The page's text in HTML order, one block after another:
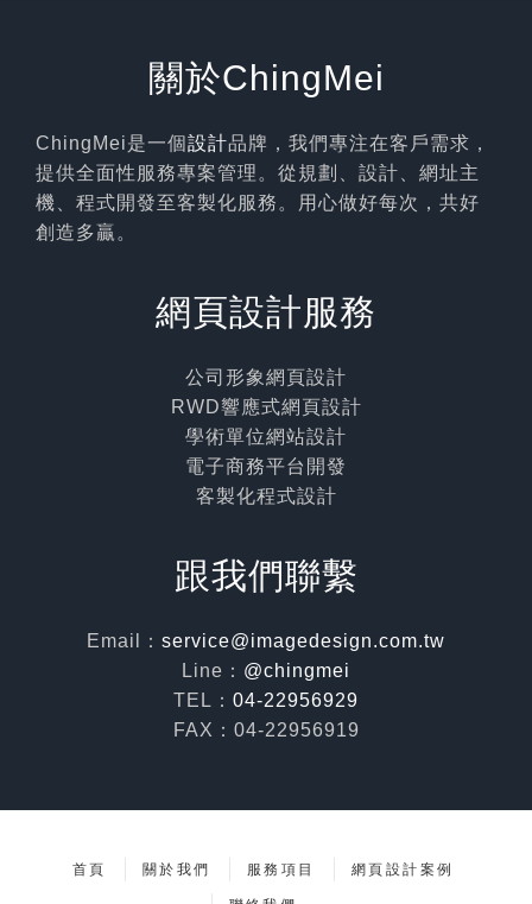
關於ChingMei
ChingMei是一個 設計品牌，我們專注在客戶需求，
提供全面性服務專案管理。從規劃、設計、網址主
機、程式開發至客製化服務。用心做好每次，共好
創造多贏。
網頁設計服務
公司形象網頁設計
RWD響應式網頁設計
學術單位網站設計
電子商務平台開發
客製化程式設計
跟我們聯繫
Email： service@imagedesign.com.tw
Line： @chingmei
TEL： 04-22956929
FAX：04-22956919
首頁 關於我們 服務項目 網頁設計案例